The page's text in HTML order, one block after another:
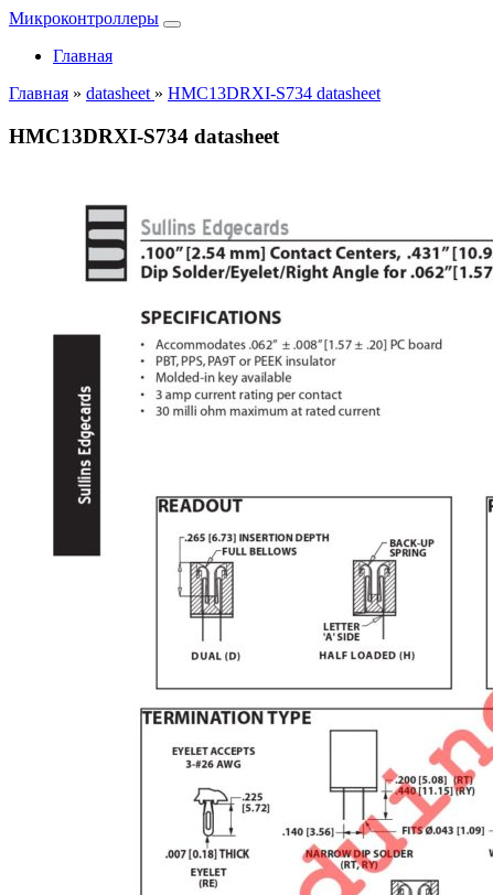
Микроконтроллеры
Главная
Главная » datasheet » HMC13DRXI-S734 datasheet
HMC13DRXI-S734 datasheet